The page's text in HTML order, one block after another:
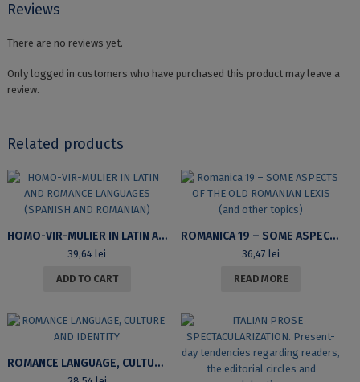
Reviews
There are no reviews yet.
Only logged in customers who have purchased this product may leave a
review.
Related products
HOMO-VIR-MULIER IN LATIN AND ROMANCE LANGUAGES (SPANISH AND ROMANIAN)
39,64lei
ADD TO CART
ROMANICA 19 – SOME ASPECTS OF THE OLD ROMANIAN LEXIS (AND OTHER TOPICS)
36,47lei
READ MORE
ROMANCE LANGUAGE, CULTURE AND IDENTITY